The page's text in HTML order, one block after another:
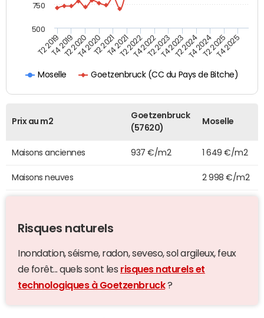
Moselle Goetzenbruck (CC du Pays de Bitche)
T2 2019T4 2019T2 2020T4 2020T2 2021T4 2021T2 2022T4 2022T2 2023T4 2023T2 2024T4 2024T2 2025T4 2025
500
750
Prix au m2
Goetzenbruck
(57620)
Moselle
Maisons anciennes 937 €/m2 1 649 €/m2
Maisons neuves 2 998 €/m2
Risques naturels
Inondation, séisme, radon, seveso, sol argileux, feux
de forêt... quels sont les risques naturels et
technologiques à Goetzenbruck?